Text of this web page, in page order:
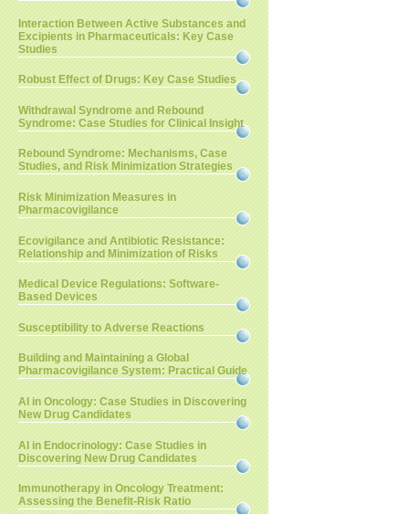
Interaction Between Active Substances and
Excipients in Pharmaceuticals: Key Case
Studies
Robust Effect of Drugs: Key Case Studies
Withdrawal Syndrome and Rebound
Syndrome: Case Studies for Clinical Insight
Rebound Syndrome: Mechanisms, Case
Studies, and Risk Minimization Strategies
Risk Minimization Measures in
Pharmacovigilance
Ecovigilance and Antibiotic Resistance:
Relationship and Minimization of Risks
Medical Device Regulations: Software-
Based Devices
Susceptibility to Adverse Reactions
Building and Maintaining a Global
Pharmacovigilance System: Practical Guide
AI in Oncology: Case Studies in Discovering
New Drug Candidates
AI in Endocrinology: Case Studies in
Discovering New Drug Candidates
Immunotherapy in Oncology Treatment:
Assessing the Benefit-Risk Ratio